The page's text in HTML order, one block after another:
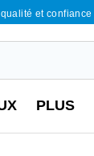
qualité et confiance
PLUS